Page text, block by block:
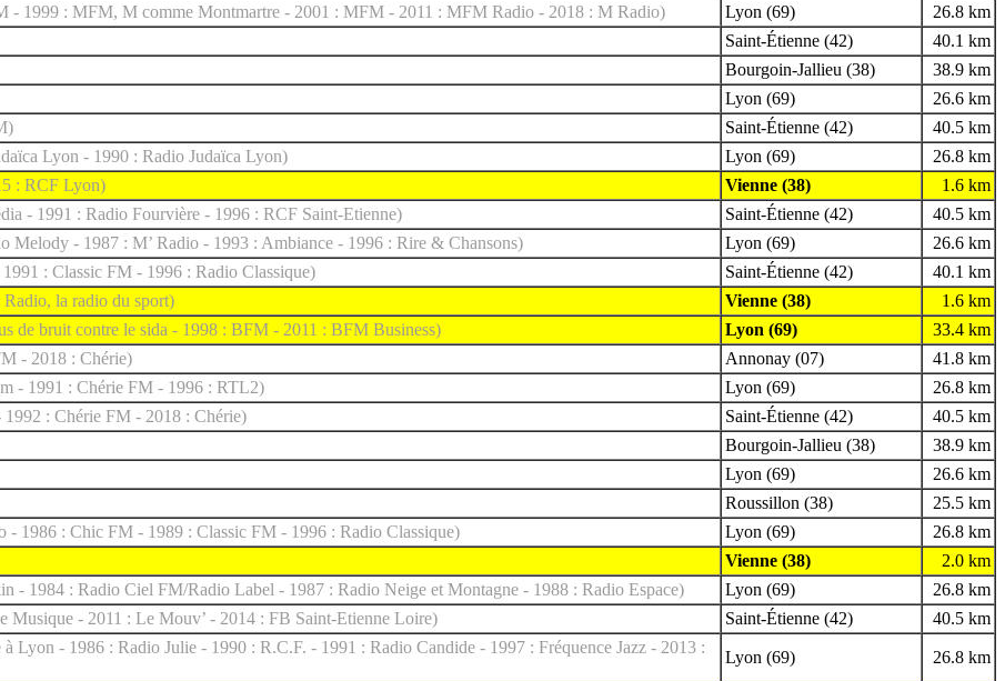
- 1999 : MFM, M comme Montmartre - 2001 : MFM - 2011 : MFM Radio - 2018 : M Radio) Lyon (69)
26.8 km
Saint-Étienne (42)
40.1 km
Bourgoin-Jallieu (38)
38.9 km
Lyon (69)
26.6 km
Saint-Étienne (42)
40.5 km
Lyon - 1990 : Radio Judaïca Lyon) Lyon (69)
26.8 km
: RCF Lyon) Vienne (38)
1.6 km
- 1991 : Radio Fourvière - 1996 : RCF Saint-Etienne) Saint-Étienne (42)
40.5 km
Melody - 1987 : M’ Radio - 1993 : Ambiance - 1996 : Rire & Chansons) Lyon (69)
26.6 km
: Classic FM - 1996 : Radio Classique) Saint-Étienne (42)
40.1 km
la radio du sport) Vienne (38)
1.6 km
de bruit contre le sida - 1998 : BFM - 2011 : BFM Business) Lyon (69)
33.4 km
- 2018 : Chérie) Annonay (07)
41.8 km
- 1991 : Chérie FM - 1996 : RTL2) Lyon (69)
26.8 km
: Chérie FM - 2018 : Chérie) Saint-Étienne (42)
40.5 km
Bourgoin-Jallieu (38)
38.9 km
Lyon (69)
26.6 km
Roussillon (38)
25.5 km
- 1986 : Chic FM - 1989 : Classic FM - 1996 : Radio Classique) Lyon (69)
26.8 km
Vienne (38)
2.0 km
- 1984 : Radio Ciel FM/Radio Label - 1987 : Radio Neige et Montagne - 1988 : Radio Espace) Lyon (69)
26.8 km
Musique - 2011 : Le Mouv’ - 2014 : FB Saint-Etienne Loire) Saint-Étienne (42) 40.5 km
Lyon - 1986 : Radio Julie - 1990 : R.C.F. - 1991 : Radio Candide - 1997 : Fréquence Jazz - 2013 :
Lyon (69) 26.8 km